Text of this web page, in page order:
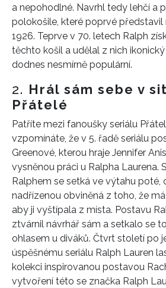
a nepohodlné. Navrhl tedy lehčí a
polokošile, které poprvé představil
1926. Teprve v 70. letech Ralph
těchto košil a udělal z nich
dodnes nesmírně populární.
2. Hrál sám sebe v
Přátelé
Patříte mezi fanoušky seriálu
vzpomínáte, že v 5. řadě seriálu
Greenové, kterou hraje Jennifer
vysněnou práci u Ralpha Laurena.
Ralphem se setká ve výtahu poté,
nadřízenou obviněná z toho, že
aby ji vyštípala z místa. Postavu
ztvárnil návrhář sám a setkalo se
ohlasem u diváků. Čtvrt století po
úspěšnému seriálu Ralph Lauren
kolekci inspirovanou postavou
vytvoření této se značka Ralph